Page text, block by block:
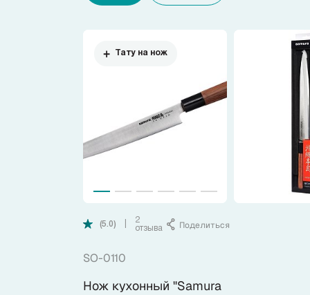
Ножи по видам
Ножи по назначению
Тату на нож
(5.0)
2
отзыва
Поделиться
SO-0110
Нож кухонный "Samura